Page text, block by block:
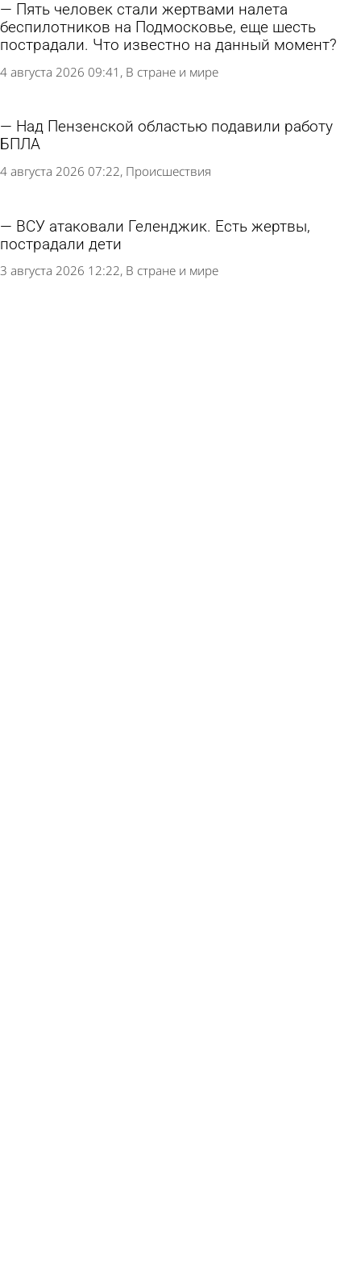
Пять человек стали жертвами налета
беспилотников на Подмосковье, еще шесть
пострадали. Что известно на данный момент?
4 августа 2026 09:41 В стране и мире
Над Пензенской областью подавили работу
БПЛА
4 августа 2026 07:22 Происшествия
ВСУ атаковали Геленджик. Есть жертвы,
пострадали дети
3 августа 2026 12:22 В стране и мире